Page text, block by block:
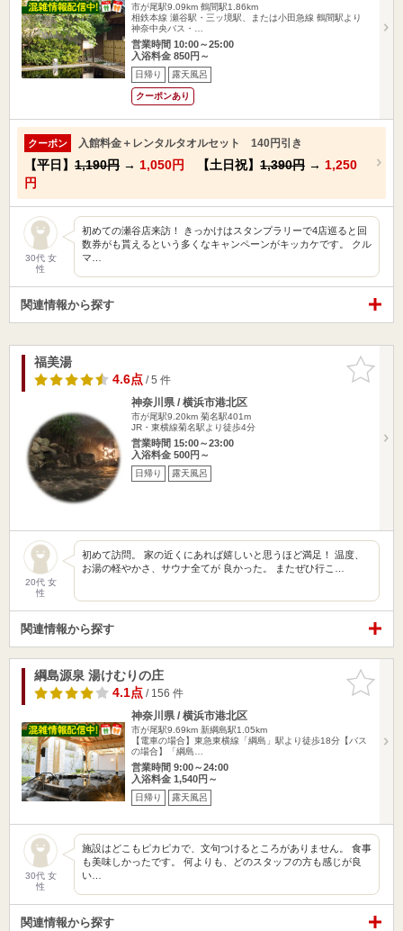
市が尾駅9.09km 鶴間駅1.86km
相鉄本線 瀬谷駅・三ッ境駅、または小田急線 鶴間駅より
神奈中央バス・…
営業時間 10:00～25:00
入浴料金 850円～
日帰り 露天風呂
クーポンあり
クーポン 入館料金＋レンタルタオルセット 140円引き
【平日】 1,190円 → 1,050円 【土日祝】 1,390円 → 1,250
円
30代 女
性
初めての瀬谷店来訪！ きっかけはスタンプラリーで4店巡ると回
数券がも貰えるという多くなキャンペーンがキッカケです。 クル
マ…
関連情報から探す
お気に入
りに追加
福美湯
4.6点/ 5 件
神奈川県 / 横浜市港北区
市が尾駅9.20km 菊名駅401m
JR・東横線菊名駅より徒歩4分
営業時間 15:00～23:00
入浴料金 500円～
日帰り 露天風呂
20代 女
性
初めて訪問。 家の近くにあれば嬉しいと思うほど満足！ 温度、
お湯の軽やかさ、サウナ全てが 良かった。 またぜひ行こ…
関連情報から探す
お気に入
りに追加
綱島源泉 湯けむりの庄
4.1点/ 156 件
神奈川県 / 横浜市港北区
市が尾駅9.69km 新綱島駅1.05km
【電車の場合】東急東横線「綱島」駅より徒歩18分【バス
の場合】「綱島…
営業時間 9:00～24:00
入浴料金 1,540円～
日帰り 露天風呂
30代 女
性
施設はどこもピカピカで、文句つけるところがありません。 食事
も美味しかったです。 何よりも、どのスタッフの方も感じが良
い…
関連情報から探す